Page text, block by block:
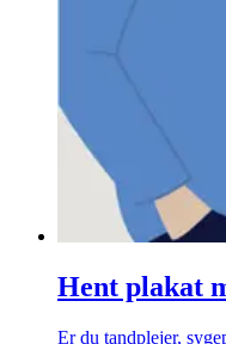
Hent plakat
Er du tandplejer,